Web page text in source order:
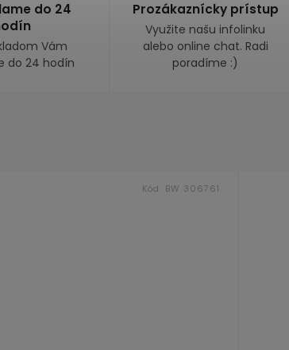
do 24
Vám
do 24 hodín
Prozákaznícky prístup
Využite našu infolinku
alebo online chat. Radi
poradíme :)
Kód: BW 306761